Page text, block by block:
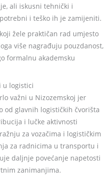
ali iskusni tehnički i
i teško ih je zamijeniti.
žele praktičan rad umjesto
više nagrađuju pouzdanost,
formalnu akademsku
u logistici
važni u Nizozemskoj jer
od glavnih logističkih čvorišta
i lučke aktivnosti
za vozačima i logističkim
za radnicima u transportu i
daljnje povećanje napetosti
zanimanjima.